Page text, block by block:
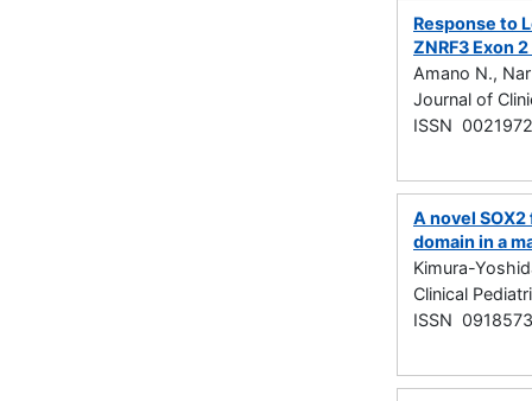
Response to
ZNRF3 Exon
Amano N.,
Journal of
ISSN
A novel
domain in a
Kimura-
Clinical
ISSN